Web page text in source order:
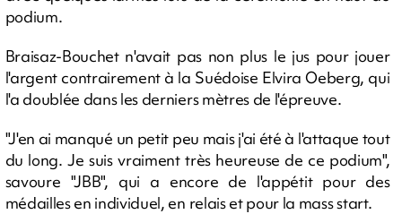
podium.
Braisaz-Bouchet n'avait pas non plus le jus pour jouer
l'argent contrairement à la Suédoise Elvira Oeberg, qui
l'a doublée dans les derniers mètres de l'épreuve.
"J'en ai manqué un petit peu mais j'ai été à l'attaque tout
du long. Je suis vraiment très heureuse de ce podium",
savoure "JBB", qui a encore de l'appétit pour des
médailles en individuel, en relais et pour la mass start.